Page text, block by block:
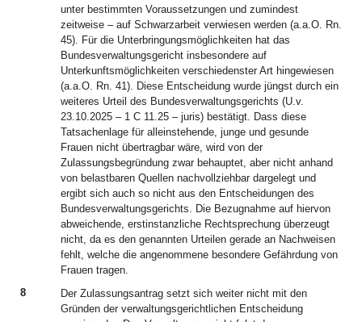
unter bestimmten Voraussetzungen und zumindest
zeitweise – auf Schwarzarbeit verwiesen werden (a.a.O. Rn.
45). Für die Unterbringungsmöglichkeiten hat das
Bundesverwaltungsgericht insbesondere auf
Unterkunftsmöglichkeiten verschiedenster Art hingewiesen
(a.a.O. Rn. 41). Diese Entscheidung wurde jüngst durch ein
weiteres Urteil des Bundesverwaltungsgerichts (U.v.
23.10.2025 – 1 C 11.25 – juris) bestätigt. Dass diese
Tatsachenlage für alleinstehende, junge und gesunde
Frauen nicht übertragbar wäre, wird von der
Zulassungsbegründung zwar behauptet, aber nicht anhand
von belastbaren Quellen nachvollziehbar dargelegt und
ergibt sich auch so nicht aus den Entscheidungen des
Bundesverwaltungsgerichts. Die Bezugnahme auf hiervon
abweichende, erstinstanzliche Rechtsprechung überzeugt
nicht, da es den genannten Urteilen gerade an Nachweisen
fehlt, welche die angenommene besondere Gefährdung von
Frauen tragen.
8
Der Zulassungsantrag setzt sich weiter nicht mit den
Gründen der verwaltungsgerichtlichen Entscheidung